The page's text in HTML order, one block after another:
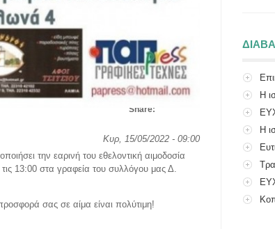
Share:
Κυρ, 15/05/2022 - 09:00
την εαρινή του εθελοντική αιμοδοσία
13:00 στα γραφεία του συλλόγου μας Δ.
σας σε αίμα είναι πολύτιμη!
Η
Η